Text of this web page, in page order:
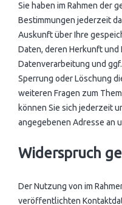
Sie haben im Rahmen der
Bestimmungen jederzeit
Auskunft über Ihre
Daten, deren Herkunft
Datenverarbeitung und
Sperrung oder Löschung
weiteren Fragen zum
können Sie sich jederzeit
angegebenen Adresse an
Widerspruch
Der Nutzung von im
veröffentlichten